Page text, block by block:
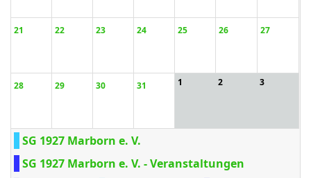
21 22 23 24 25 26 27
28 29 30 31 1 2 3
SG 1927 Marborn e. V.
SG 1927 Marborn e. V. - Veranstaltungen